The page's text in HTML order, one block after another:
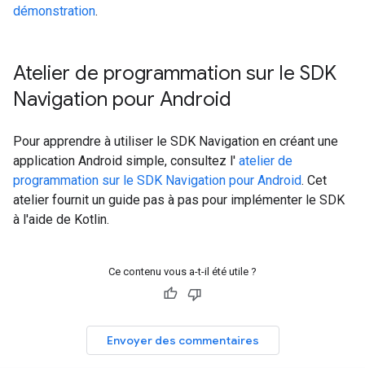
démonstration.
Atelier de programmation sur le SDK
Navigation pour Android
Pour apprendre à utiliser le SDK Navigation en créant une
application Android simple, consultez l' atelier de
programmation sur le SDK Navigation pour Android. Cet
atelier fournit un guide pas à pas pour implémenter le SDK
à l'aide de Kotlin.
Ce contenu vous a-t-il été utile ?
Envoyer des commentaires